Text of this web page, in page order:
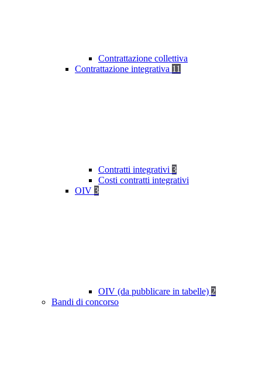
Contrattazione collettiva
Contrattazione integrativa 11
Contratti integrativi 3
Costi contratti integrativi
OIV 3
OIV (da pubblicare in tabelle) 2
Bandi di concorso